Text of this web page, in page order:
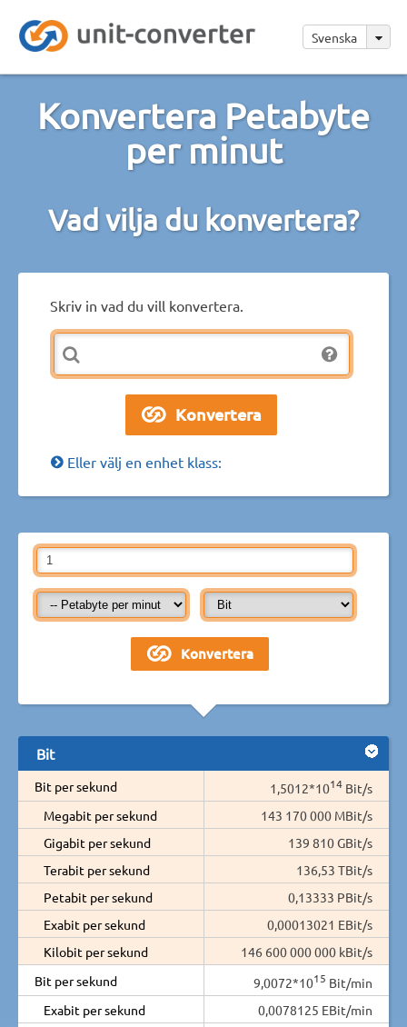
Svenska
Konvertera Petabyte
per minut
Vad vilja du konvertera?
Skriv in vad du vill konvertera.
Eller välj en enhet klass:
Bit
Bit per sekund 1,5012*1014 Bit/s
Megabit per sekund
143 170 000 MBit/s
Gigabit per sekund
139 810 GBit/s
Terabit per sekund
136,53 TBit/s
Petabit per sekund
0,13333 PBit/s
Exabit per sekund
0,00013021 EBit/s
Kilobit per sekund
146 600 000 000 kBit/s
Bit per sekund
9,0072*1015 Bit/min
Exabit per sekund
0,0078125 EBit/min